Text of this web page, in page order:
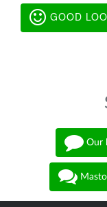
GOOD
Our